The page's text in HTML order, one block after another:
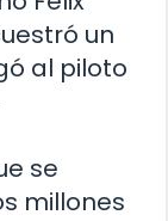
un
al piloto
se
millones